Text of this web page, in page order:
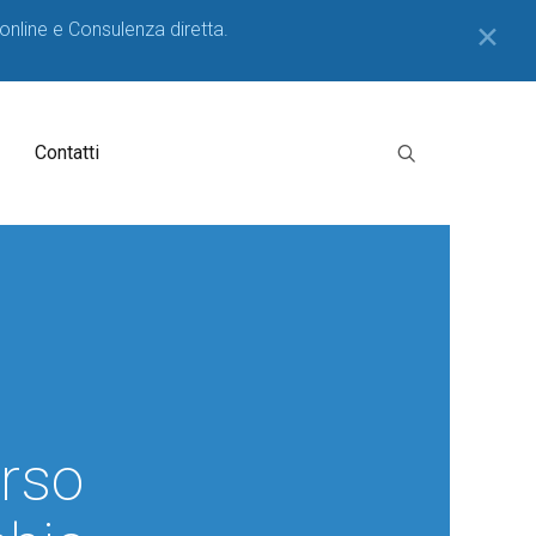
e Consulenza diretta. ✕
Contatti